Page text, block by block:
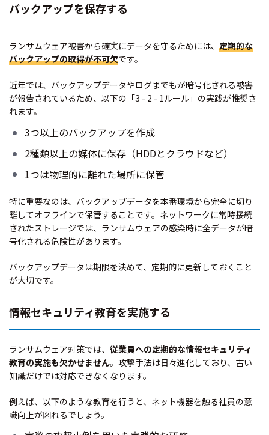
バックアップを保存する
ランサムウェア被害から確実にデータを守るためには、 定期的な
バックアップの取得が不可欠です。
近年では、バックアップデータやログまでもが暗号化される被害
が報告されているため、以下の「3 - 2 - 1ルール」の実践が推奨さ
れます。
3つ以上のバックアップを作成
2種類以上の媒体に保存（HDDとクラウドなど）
1つは物理的に離れた場所に保管
特に重要なのは、バックアップデータを本番環境から完全に切り
離してオフラインで保管することです。ネットワークに常時接続
されたストレージでは、ランサムウェアの感染時に全データが暗
号化される危険性があります。
バックアップデータは期限を決めて、定期的に更新しておくこと
が大切です。
情報セキュリティ教育を実施する
ランサムウェア対策では、 従業員への定期的な情報セキュリティ
教育の実施も欠かせません。攻撃手法は日々進化しており、古い
知識だけでは対応できなくなります。
例えば、以下のような教育を行うと、ネット機器を触る社員の意
識向上が図れるでしょう。